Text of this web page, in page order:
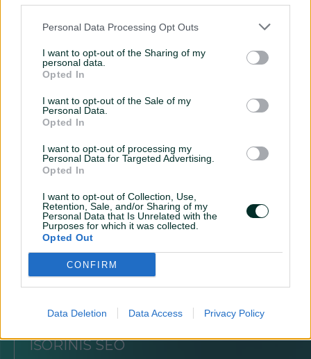
Personal Data Processing Opt Outs
I want to opt-out of the Sharing of my
personal data.
Opted In
I want to opt-out of the Sale of my
Personal Data.
Opted In
I want to opt-out of processing my
Personal Data for Targeted Advertising.
Opted In
I want to opt-out of Collection, Use,
Retention, Sale, and/or Sharing of my
Personal Data that Is Unrelated with the
Purposes for which it was collected.
Opted Out
CONFIRM
Data Deletion Data Access Privacy Policy
Profesionalus straipsnių rašymas, aktualaus ir kontekstinio turinio
PLAČIAU
KONKURENTŲ ANALIZĖ
Konkurentų apžvalga leidžia identifikuoti kokias SEO strategijas
taiko jūsų konkurentai. Atsižvelgiant į rezultatus, gerasias
praktikas galėsime padėti įgyvendinti ir Jūsų svetainėje.
IŠORINIS SEO